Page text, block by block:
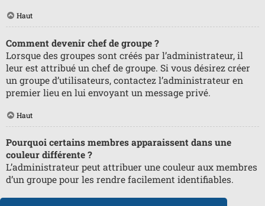
Haut
Comment devenir chef de groupe ?
Lorsque des groupes sont créés par l’administrateur, il
leur est attribué un chef de groupe. Si vous désirez créer
un groupe d’utilisateurs, contactez l’administrateur en
premier lieu en lui envoyant un message privé.
Haut
Pourquoi certains membres apparaissent dans une
couleur différente ?
L’administrateur peut attribuer une couleur aux membres
d’un groupe pour les rendre facilement identifiables.